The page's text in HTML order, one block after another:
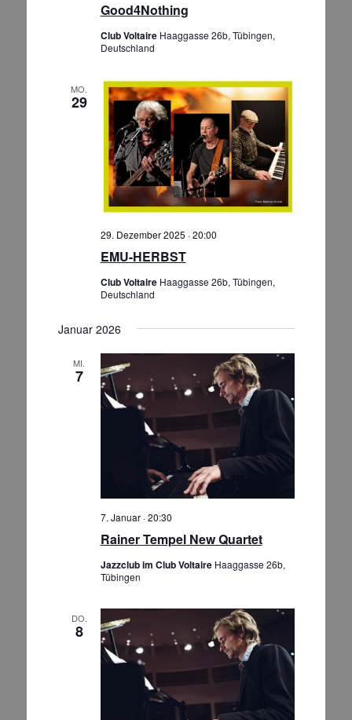
Good4Nothing
Club Voltaire Haaggasse 26b, Tübingen,
Deutschland
MO.
29
EMU-HERBST
29. Dezember 2025 · 20:00
Club Voltaire Haaggasse 26b, Tübingen,
Deutschland
Januar 2026
MI.
7
Rainer Tempel New Quartet
7. Januar · 20:30
Jazzclub im Club Voltaire Haaggasse 26b,
Tübingen
DO.
8